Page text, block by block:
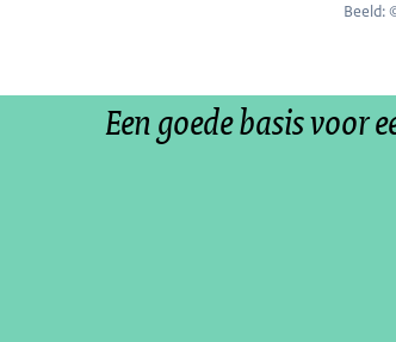
Beeld:
Een goede basis voor